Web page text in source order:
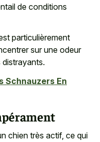
de conditions
particulièrement
sur une odeur
Schnauzers En
chien très actif, ce qui